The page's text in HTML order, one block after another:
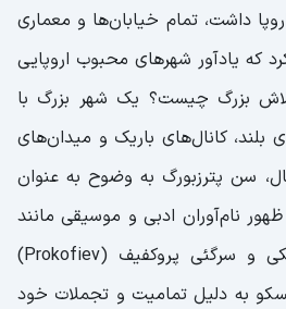
داشت، تمام خیابان‌ها و معماری
که یادآور شهرهای محبوب اروپایی
بزرگ چیست؟ یک شهر بزرگ با
بلند، کانال‌های باریک و میدان‌های
سن پترزبورگ به وضوح به عنوان
نام‌آوران ادبی و موسیقی مانند
داستایوفسکی، چایکوفسکی و سرگئی پروکفیف (Prokofiev)
به دلیل تمامیت و تجملات خود